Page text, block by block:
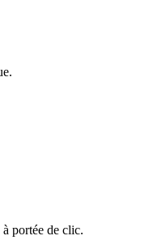
portée de clic.